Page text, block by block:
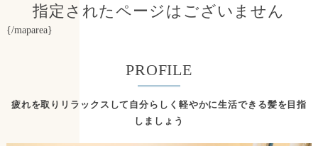
{/maparea}
疲れを取りリラックスして自分らしく軽やかに生活できる髪を目指
しましょう
PROFILE